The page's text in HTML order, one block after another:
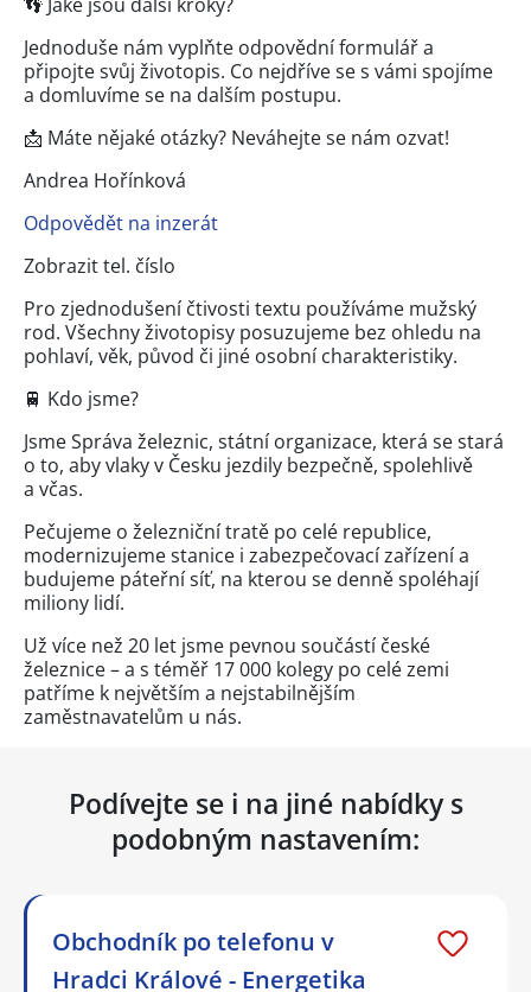
Jednoduše nám vyplňte odpovědní formulář a
připojte svůj životopis. Co nejdříve se s vámi spojíme
a domluvíme se na dalším postupu.
📩 Máte nějaké otázky? Neváhejte se nám ozvat!
Andrea Hořínková
Odpovědět na inzerát
Zobrazit tel. číslo
Pro zjednodušení čtivosti textu používáme mužský
rod. Všechny životopisy posuzujeme bez ohledu na
pohlaví, věk, původ či jiné osobní charakteristiky.
🚆 Kdo jsme?
Jsme Správa železnic, státní organizace, která se stará
o to, aby vlaky v Česku jezdily bezpečně, spolehlivě
a včas.
Pečujeme o železniční tratě po celé republice,
modernizujeme stanice i zabezpečovací zařízení a
budujeme páteřní síť, na kterou se denně spoléhají
miliony lidí.
Už více než 20 let jsme pevnou součástí české
železnice – a s téměř 17 000 kolegy po celé zemi
patříme k největším a nejstabilnějším
zaměstnavatelům u nás.
Podívejte se i na jiné nabídky s
podobným nastavením:
Obchodník po telefonu v
Hradci Králové - Energetika